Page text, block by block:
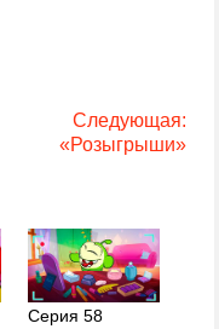
Следующая:
«Розыгрыши»
Серия 58